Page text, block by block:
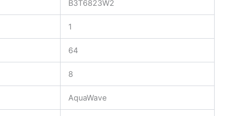
B3T6823W2
1
64
8
AquaWave